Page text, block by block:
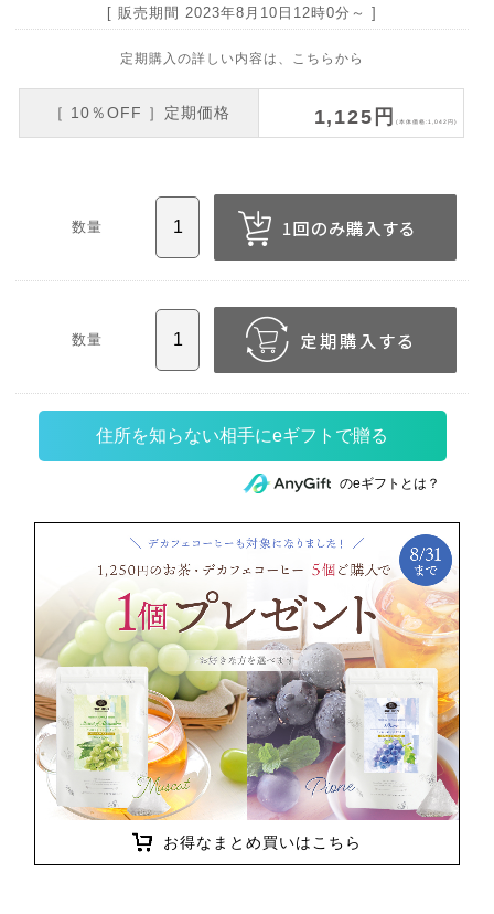
[ 販売期間2023年8月10日12時0分 ～ ]
定期購入の詳しい内容は、こちらから
［ 10％OFF ］定期価格 1,125円 (本体価格:1,042円)
数量
数量
住所を知らない相手にeギフトで贈る
のeギフトとは？
お得なまとめ買いはこちら